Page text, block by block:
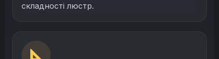
складності люстр.